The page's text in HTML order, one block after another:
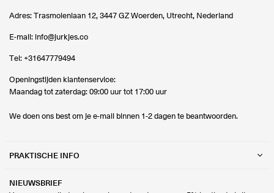
Adres: Trasmolenlaan 12, 3447 GZ Woerden, Utrecht, Nederland
E-mail: info@jurkjes.co
Tel: +31647779494
Openingstijden klantenservice:
Maandag tot zaterdag: 09:00 uur tot 17:00 uur
We doen ons best om je e-mail binnen 1-2 dagen te beantwoorden.
PRAKTISCHE INFO
NIEUWSBRIEF